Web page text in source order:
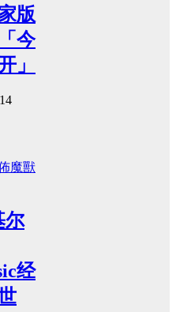
版
今
」
魔獸
尔
经